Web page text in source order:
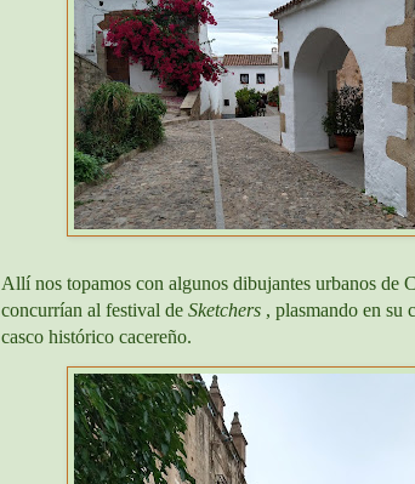
Allí nos topamos con algunos dibujantes urbanos de
concurrían al festival de Sketchers , plasmando en su
casco histórico cacereño.